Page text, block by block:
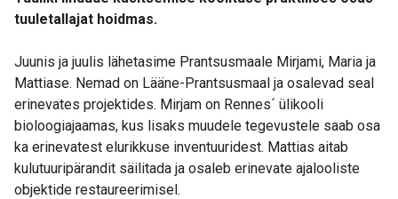
tuuletallajat hoidmas.
Juunis ja juulis lähetasime Prantsusmaale Mirjami, Maria ja
Mattiase. Nemad on Lääne-Prantsusmaal ja osalevad seal
erinevates projektides. Mirjam on Rennes´ ülikooli
bioloogiajaamas, kus lisaks muudele tegevustele saab osa
ka erinevatest elurikkuse inventuuridest. Mattias aitab
kulutuuripärandit säilitada ja osaleb erinevate ajalooliste
objektide restaureerimisel.